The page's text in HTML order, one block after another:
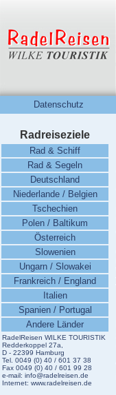
Datenschutz
Radreiseziele
Rad & Schiff
Rad & Segeln
Deutschland
Niederlande / Belgien
Tschechien
Polen / Baltikum
Österreich
Slowenien
Ungarn / Slowakei
Frankreich / England
Italien
Spanien / Portugal
Andere Länder
RadelReisen WILKE TOURISTIK
Redderkoppel 27a,
D - 22399 Hamburg
Tel. 0049 (0) 40 / 601 37 38
Fax 0049 (0) 40 / 601 99 28
e-mail: info@radelreisen.de
Internet: www.radelreisen.de